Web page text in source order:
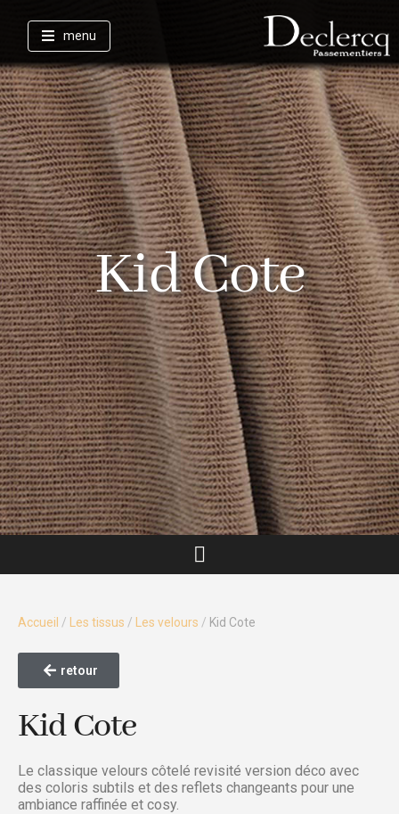
menu
Kid Cote
Accueil / Les tissus / Les velours / Kid Cote
retour
Kid Cote
Le classique velours côtelé revisité version déco avec
des coloris subtils et des reflets changeants pour une
ambiance raffinée et cosy.